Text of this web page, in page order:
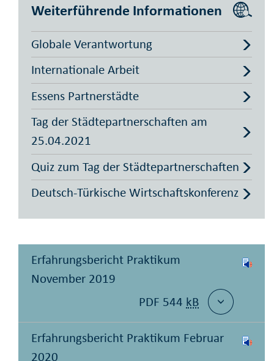
Weiterführende Informationen
Globale Verantwortung
Internationale Arbeit
Essens Partnerstädte
Tag der Städtepartnerschaften am
25.04.2021
Quiz zum Tag der Städtepartnerschaften
Deutsch-Türkische Wirtschaftskonferenz
Erfahrungsbericht Praktikum
November 2019
PDF 544 kB
Erfahrungsbericht Praktikum Februar
2020